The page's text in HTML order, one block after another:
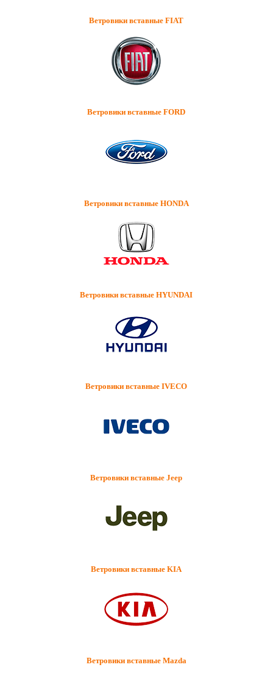
Ветровики вставные FIAT
Ветровики вставные FORD
Ветровики вставные HONDA
Ветровики вставные HYUNDAI
Ветровики вставные IVECO
Ветровики вставные Jeep
Ветровики вставные KIA
Ветровики вставные Mazda